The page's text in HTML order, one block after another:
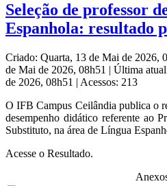
Seleção de professor
Espanhola: resultado
Criado: Quarta, 13 de Mai de 2026,
de Mai de 2026, 08h51 | Última
de 2026, 08h51 | Acessos: 213
O IFB Campus Ceilândia publica o
desempenho didático referente ao
Substituto, na área de Língua
Acesse o Resultado.